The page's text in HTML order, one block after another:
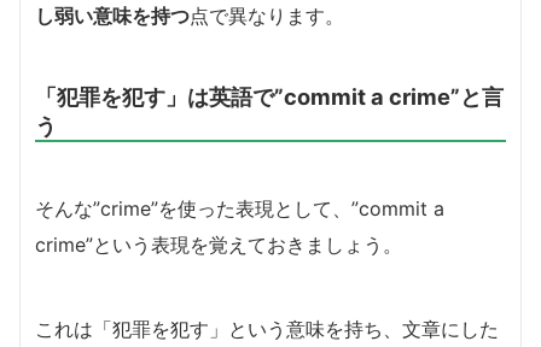
し弱い意味を持つ点で異なります。
「犯罪を犯す」は英語で”commit a crime”と言
う
そんな”crime”を使った表現として、”commit a
crime”という表現を覚えておきましょう。
これは「犯罪を犯す」という意味を持ち、文章にした